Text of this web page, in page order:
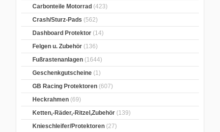
Carbonteile Motorrad (423)
Crash/Sturz-Pads (562)
Dashboard Protektor (14)
Felgen u. Zubehör (136)
Fußrastenanlagen (1644)
Geschenkgutscheine (1)
GB Racing Protektoren (607)
Heckrahmen (69)
Ketten,-Räder,-Ritzel,Zubehör (139)
Knieschleifer/Protektoren (27)